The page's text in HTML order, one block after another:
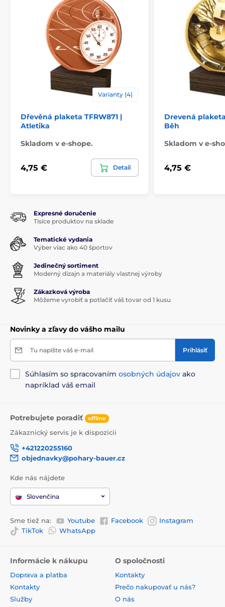
Spôsob personalizácie
Varianty (4)
Dřevěná plaketa TFRW871 |
Atletika
Skladom v e-shope.
4,75 € Detail
Drevená
Běh
Skladom v e-
4,75 €
Expresné doručenie
Tisíce produktov na sklade
Tematické vydania
Výber viac ako 40 športov
Jedinečný sortiment
Moderný dizajn a materiály vlastnej výroby
Zákazková výroba
Môžeme vyrobiť a potlačiť váš tovar od 1 kusu
Novinky a zľavy do vášho mailu
Tu napíšte váš e-mail Prihlásiť
Súhlasím so spracovaním osobných údajov ako
napríklad váš email
Potrebujete poradiť offline
Zákaznický servis je k dispozícii
+421220255160
objednavky@pohary-bauer.cz
Kde nás nájdete
Slovenčina
Sme tiež na: Youtube Facebook
Instagram
TikTok
WhatsApp
Informácie k nákupu
Doprava a platba
Kontakty
Služby
O spoločnosti
Kontakty
Prečo nakupovať u nás?
O nás